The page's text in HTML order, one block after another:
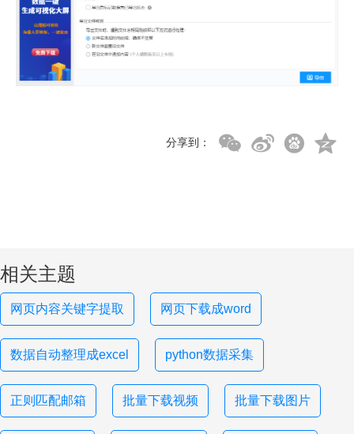
分享到：
相关主题
网页内容关键字提取 网页下载成word
数据自动整理成excel python数据采集
正则匹配邮箱 批量下载视频 批量下载图片